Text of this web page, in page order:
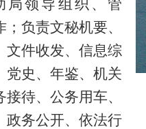
局领导组织、管
负责文秘机要、
文件收发、信息综
党史、年鉴、机关
待、公务用车、
政务公开、依法行